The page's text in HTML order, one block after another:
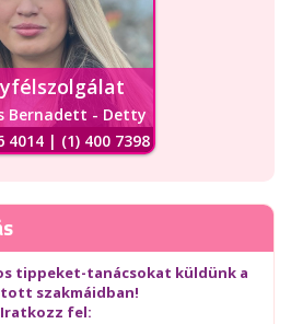
Bernadett - Detty
4014 | (1) 400 7398
tippeket-tanácsokat küldünk a
szakmáidban!
Iratkozz fel: